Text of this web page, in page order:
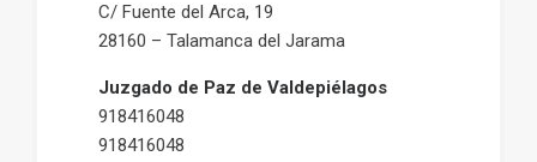
C/ Fuente del Arca, 19
28160 – Talamanca del Jarama
Juzgado de Paz de Valdepiélagos
918416048
918416048